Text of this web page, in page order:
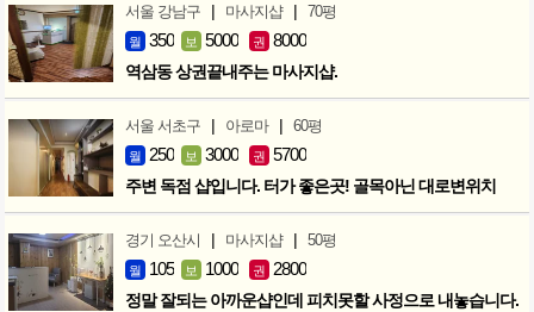
서울 강남구 | 마사지샵 | 70평
월 350 보 5000 권 8000
역삼동 상권끝내주는 마사지샵.
서울 서초구 | 아로마 | 60평
월 250 보 3000 권 5700
주변 독점 샵입니다. 터가 좋은곳! 골목아닌 대로변위치
경기 오산시 | 마사지샵 | 50평
월 105 보 1000 권 2800
정말 잘되는 아까운샵인데 피치못할 사정으로 내놓습니다.